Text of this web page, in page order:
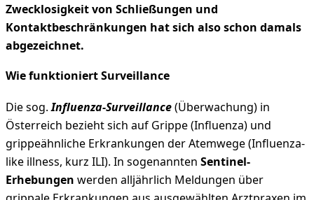
Zwecklosigkeit von Schließungen und
Kontaktbeschränkungen hat sich also schon damals
abgezeichnet.
Wie funktioniert Surveillance
Die sog.Influenza-Surveillance(Überwachung) in
Österreich bezieht sich auf Grippe (Influenza) und
grippeähnliche Erkrankungen der Atemwege (Influenza-
like illness, kurz ILI). In sogenannten Sentinel-
Erhebungen werden alljährlich Meldungen über